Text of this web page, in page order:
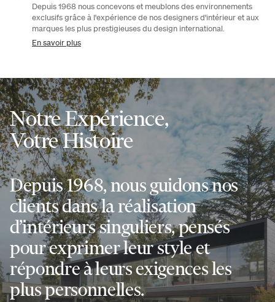
Depuis 1968 nous concevons et meublons des environnements
exclusifs grâce à l'expérience de nos designers d'intérieur et aux
marques les plus prestigieuses du design international.
En savoir plus
Notre Expérience,
Votre Histoire
Depuis 1968, nous guidons nos
clients dans la réalisation
d’intérieurs singuliers, pensés
pour exprimer leur style et
répondre à leurs exigences les
plus personnelles.